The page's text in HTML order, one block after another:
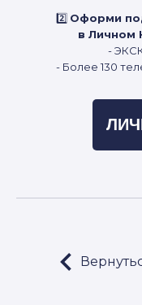
2️⃣ Оформи
в Личном
-
- Более 130
LET'S